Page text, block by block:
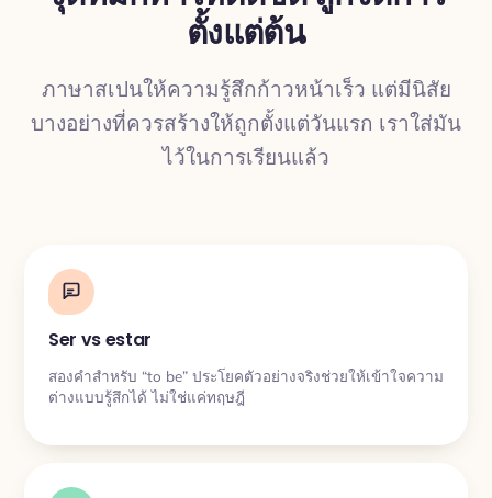
ตั้งแต่ต้น
ภาษาสเปนให้ความรู้สึกก้าวหน้าเร็ว แต่มีนิสัย
บางอย่างที่ควรสร้างให้ถูกตั้งแต่วันแรก เราใส่มัน
ไว้ในการเรียนแล้ว
Ser vs estar
สองคำสำหรับ “to be” ประโยคตัวอย่างจริงช่วยให้เข้าใจความ
ต่างแบบรู้สึกได้ ไม่ใช่แค่ทฤษฎี